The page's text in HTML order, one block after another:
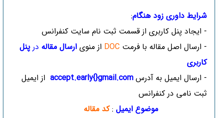
شرایط داوری زود هنگام:
- ایجاد پنل کاربری از قسمت ثبت نام سایت کنفرانس
- ارسال اصل مقاله با فرمت DOC از منوی ارسال مقاله در پنل
کاربری
- ارسال ایمیل به آدرس accept.early{}gmail.comاز ایمیل
ثبت نامی در کنفرانس
موضوع ایمیل:کد مقاله